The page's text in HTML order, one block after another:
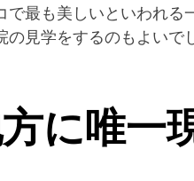
最も美しいといわれる
見学をするのもよいで
に唯一